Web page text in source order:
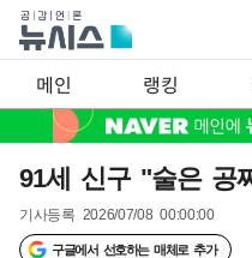
메인 랭킹
91세 신구 "술은 공
기사등록 2026/07/08 00:00:00
구글에서 선호하는 매체로 추가